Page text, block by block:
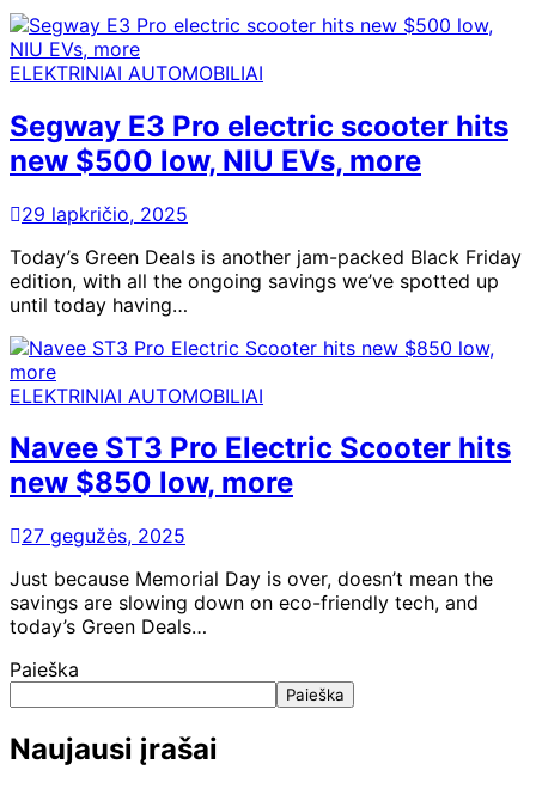
ELEKTRINIAI AUTOMOBILIAI
Segway E3 Pro electric scooter hits
new $500 low, NIU EVs, more
29 lapkričio, 2025
Today’s Green Deals is another jam-packed Black Friday
edition, with all the ongoing savings we’ve spotted up
until today having…
ELEKTRINIAI AUTOMOBILIAI
Navee ST3 Pro Electric Scooter hits
new $850 low, more
27 gegužės, 2025
Just because Memorial Day is over, doesn’t mean the
savings are slowing down on eco-friendly tech, and
today’s Green Deals…
Paieška
Paieška
Naujausi įrašai